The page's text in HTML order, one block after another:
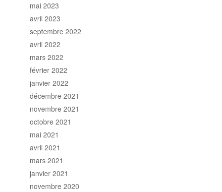
mai 2023
avril 2023
septembre 2022
avril 2022
mars 2022
février 2022
janvier 2022
décembre 2021
novembre 2021
octobre 2021
mai 2021
avril 2021
mars 2021
janvier 2021
novembre 2020